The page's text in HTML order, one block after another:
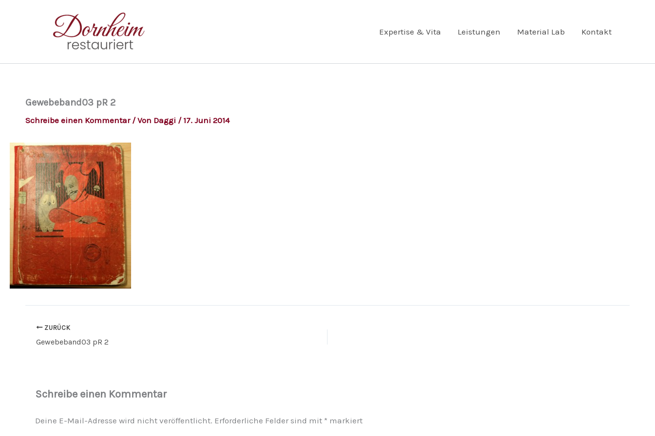
Expertise & Vita Leistungen Material Lab Kontakt
Gewebeband03 pR 2
Schreibe einen Kommentar / Von Daggi / 17. Juni 2014
ZURÜCK
Gewebeband03 pR 2
Schreibe einen Kommentar
Deine E-Mail-Adresse wird nicht veröffentlicht. Erforderliche Felder sind mit * markiert